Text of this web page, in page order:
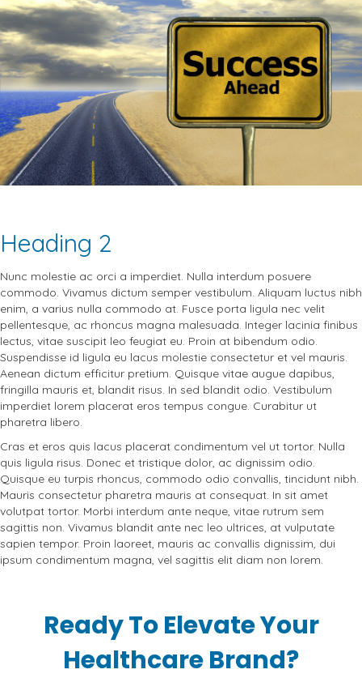
Heading 2
Nunc molestie ac orci a imperdiet. Nulla interdum posuere
commodo. Vivamus dictum semper vestibulum. Aliquam luctus nibh
enim, a varius nulla commodo at. Fusce porta ligula nec velit
pellentesque, ac rhoncus magna malesuada. Integer lacinia finibus
lectus, vitae suscipit leo feugiat eu. Proin at bibendum odio.
Suspendisse id ligula eu lacus molestie consectetur et vel mauris.
Aenean dictum efficitur pretium. Quisque vitae augue dapibus,
fringilla mauris et, blandit risus. In sed blandit odio. Vestibulum
imperdiet lorem placerat eros tempus congue. Curabitur ut
pharetra libero.
Cras et eros quis lacus placerat condimentum vel ut tortor. Nulla
quis ligula risus. Donec et tristique dolor, ac dignissim odio.
Quisque eu turpis rhoncus, commodo odio convallis, tincidunt nibh.
Mauris consectetur pharetra mauris at consequat. In sit amet
volutpat tortor. Morbi interdum ante neque, vitae rutrum sem
sagittis non. Vivamus blandit ante nec leo ultrices, at vulputate
sapien tempor. Proin laoreet, mauris ac convallis dignissim, dui
ipsum condimentum magna, vel sagittis elit diam non lorem.
Ready To Elevate Your
Healthcare Brand?